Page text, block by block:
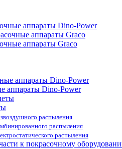
аппараты Dino-Power
аппараты Graco
аппараты Dino-Power
распыления
распыления
распыления